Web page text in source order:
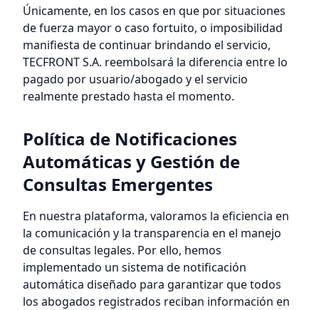
Únicamente, en los casos en que por situaciones
de fuerza mayor o caso fortuito, o imposibilidad
manifiesta de continuar brindando el servicio,
TECFRONT S.A. reembolsará la diferencia entre lo
pagado por usuario/abogado y el servicio
realmente prestado hasta el momento.
Política de Notificaciones
Automáticas y Gestión de
Consultas Emergentes
En nuestra plataforma, valoramos la eficiencia en
la comunicación y la transparencia en el manejo
de consultas legales. Por ello, hemos
implementado un sistema de notificación
automática diseñado para garantizar que todos
los abogados registrados reciban información en